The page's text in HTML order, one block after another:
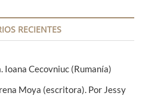
RECIENTES
Ioana Cecovniuc (Rumanía)
Moya (escritora). Por Jessy